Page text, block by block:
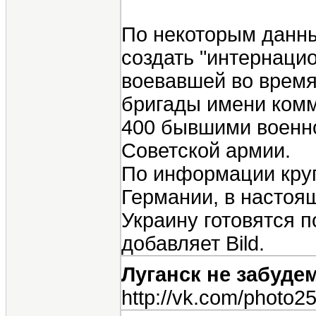
По некоторым
создать
воевавшей во
бригады имени
400 бывшими
Советской армии.
По информации
Германии, в
Украину готовятся
добавляет Bild.
Луганск не
http://vk.com/